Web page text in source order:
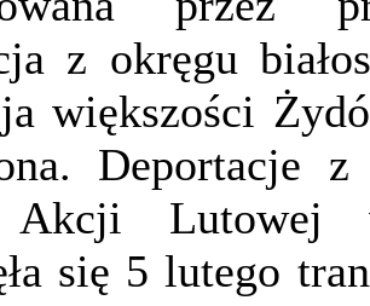
z okręgu
większości
Deportacje
Akcji Lutowej
się 5 lutego